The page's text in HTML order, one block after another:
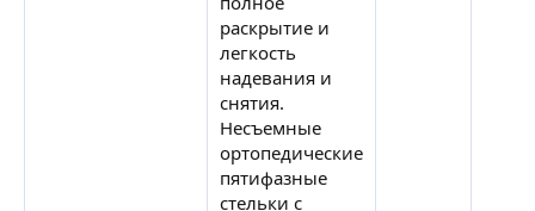
раскрытие и
легкость
надевания и
снятия.
Несъемные
ортопедические
пятифазные
стельки с